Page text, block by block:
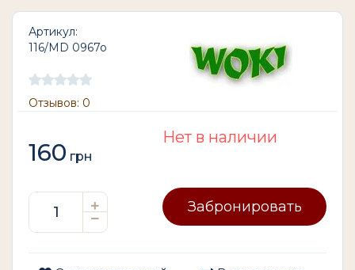
Артикул:
116/MD 0967o
Отзывов: 0
160 грн
Нет в наличии
Забронировать